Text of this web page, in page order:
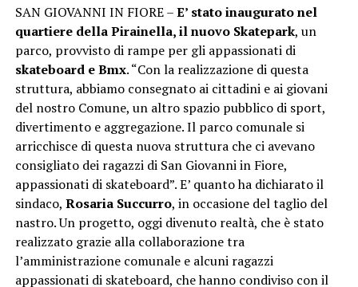
SAN GIOVANNI IN FIORE –E’ stato inaugurato nel
quartiere della Pirainella, il nuovo Skatepark, un
parco, provvisto di rampe per gli appassionati di
skateboard e Bmx. “Con la realizzazione di questa
struttura, abbiamo consegnato ai cittadini e ai giovani
del nostro Comune, un altro spazio pubblico di sport,
divertimento e aggregazione. Il parco comunale si
arricchisce di questa nuova struttura che ci avevano
consigliato dei ragazzi di San Giovanni in Fiore,
appassionati di skateboard”. E’ quanto ha dichiarato il
sindaco, Rosaria Succurro, in occasione del taglio del
nastro. Un progetto, oggi divenuto realtà, che è stato
realizzato grazie alla collaborazione tra
l’amministrazione comunale e alcuni ragazzi
appassionati di skateboard, che hanno condiviso con il